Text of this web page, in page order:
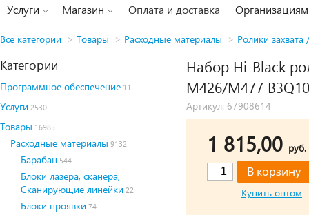
Услуги Магазин Оплата и доставка Организациям
Все категории > Товары > Расходные материалы > Ролики
Категории
Программное обеспечение 11
Услуги 2530
Товары 16985
Расходные материалы 9132
Барабан 544
Блоки лазера, сканера,
Сканирующие линейки 22
Блоки проявки 74
Набор Hi-Black
M426/M477
Артикул: 67908614
1 815,00 руб.
Купить оптом